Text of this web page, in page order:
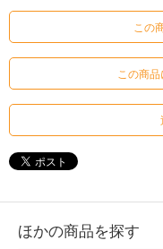
この
この商
ほかの商品を探す